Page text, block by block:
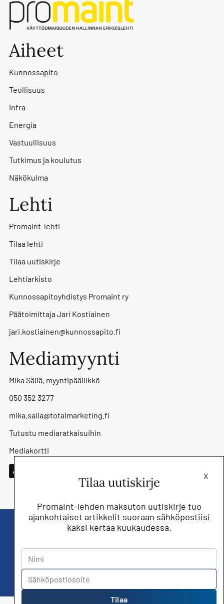
Aiheet
Kunnossapito
Teollisuus
Infra
Energia
Vastuullisuus
Tutkimus ja koulutus
Näkökulma
Lehti
Promaint-lehti
Tilaa lehti
Tilaa uutiskirje
Lehtiarkisto
Kunnossapitoyhdistys Promaint ry
Päätoimittaja Jari Kostiainen
jari.kostiainen@kunnossapito.fi
Mediamyynti
Mika Säilä, myyntipäällikkö
050 352 3277
mika.saila@totalmarketing.fi
Tutustu mediaratkaisuihin
Mediakortti
jäsenetujen lisäksi!
X
Tilaa uutiskirje
Promaint-lehden maksuton uutiskirje tuo
ajankohtaiset artikkelit suoraan sähköpostiisi
kaksi kertaa kuukaudessa.
Tilaa